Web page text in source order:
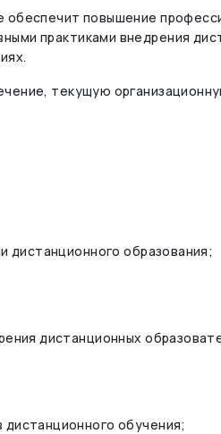
повышение
практиками внедрения
текущую
дистанционного образования;
дистанционных
обучения;